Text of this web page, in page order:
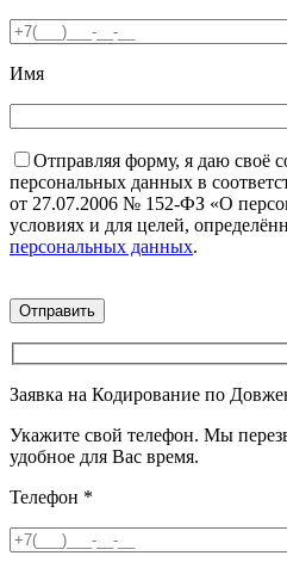
Имя
Отправляя форму, я даю своё
персональных данных в
от 27.07.2006 № 152-ФЗ «О
условиях и для целей,
персональных данных.
Заявка на Кодирование по
Укажите свой телефон. Мы
удобное для Вас время.
Телефон *